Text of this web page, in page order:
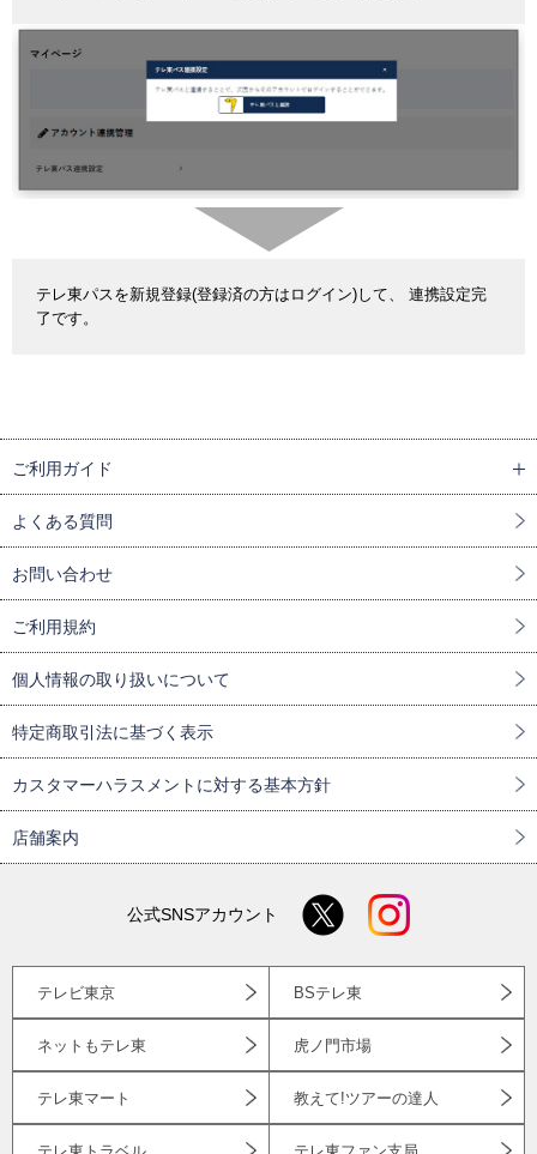
テレ東パスを新規登録(登録済の方はログイン)して、 連携設定完
了です。
ご利用ガイド
よくある質問
お問い合わせ
ご利用規約
個人情報の取り扱いについて
特定商取引法に基づく表示
カスタマーハラスメントに対する基本方針
店舗案内
公式SNSアカウント
テレビ東京 BSテレ東
ネットもテレ東 虎ノ門市場
テレ東マート 教えて!ツアーの達人